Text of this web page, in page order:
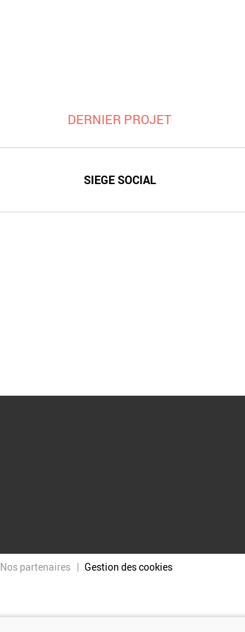
DERNIER PROJET
SIEGE SOCIAL
Nos partenaires Gestion des cookies